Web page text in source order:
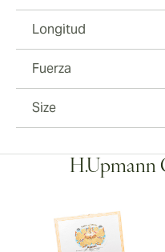
Longitud
Fuerza
Size
H.Upmann